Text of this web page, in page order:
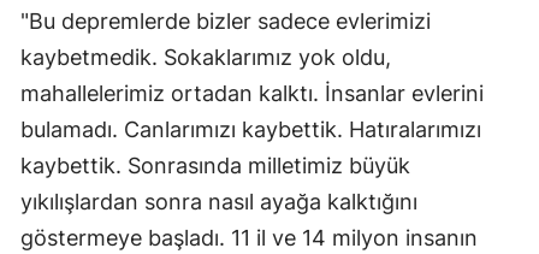
"Bu depremlerde bizler sadece evlerimizi
kaybetmedik. Sokaklarımız yok oldu,
mahallelerimiz ortadan kalktı. İnsanlar evlerini
bulamadı. Canlarımızı kaybettik. Hatıralarımızı
kaybettik. Sonrasında milletimiz büyük
yıkılışlardan sonra nasıl ayağa kalktığını
göstermeye başladı. 11 il ve 14 milyon insanın